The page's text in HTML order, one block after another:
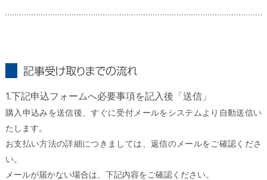
1.下記申込フォームへ必要事項を記入後「送信」
購入申込みを送信後、すぐに受付メールをシステムより自動送信い
たします。
お支払い方法の詳細につきましては、返信のメールをご確認くださ
い。
メールが届かない場合は、下記内容をご確認ください。